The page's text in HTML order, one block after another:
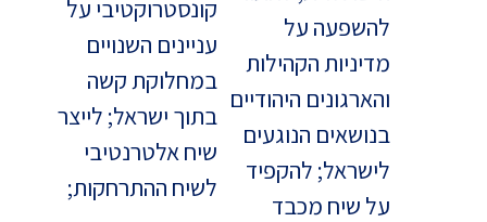
להשפעה על
מדיניות הקהילות
והארגונים היהודיים
בנושאים הנוגעים
לישראל; להקפיד
על שיח מכבד
קונסטרוקטיבי על
עניינים השנויים
במחלוקת קשה
בתוך ישראל; לייצר
שיח אלטרנטיבי
לשיח ההתרחקות;